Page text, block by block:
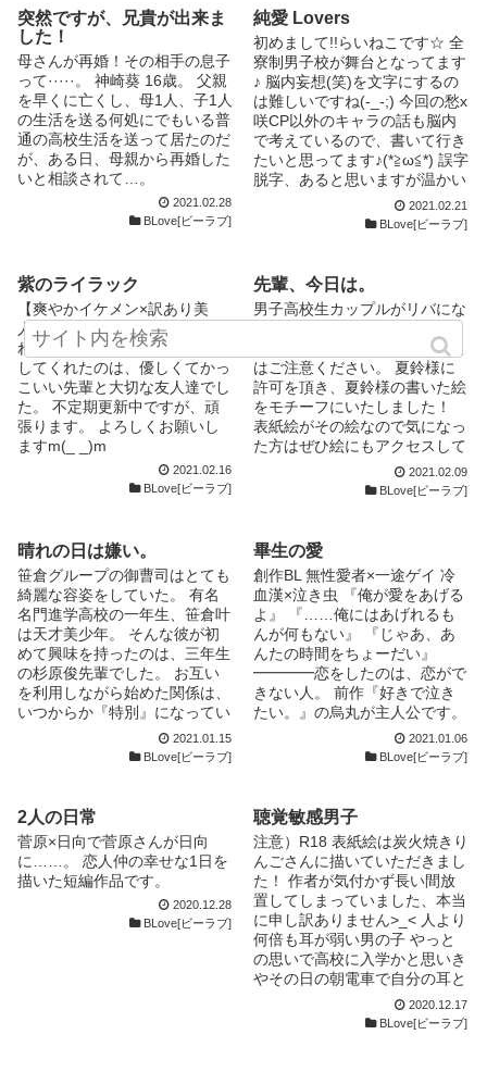
】
【http://blove.jp/novel/187807
】 ☪︎ *.必然ラヴァーズ☪︎ *. 須
藤慎弥様の『必然ラヴァーズ』
から“CROWN”と“アキラ”さん
をお借り致しました。 とって
も素敵な作品なので未読の方は
是非ご一読くださいませ♡(*
´˘`*)
【http://blove.jp/novel/165374
【@Hinaki_Yuzu】 ☪︎ *.ビーラ
ブチャットノベル
【http://chatnovel.blove.jp】
✡｡:*表紙ill:うさき様*:｡✡
訳ございません
突然ですが、兄貴が出来ま
した！
母さんが再婚！その相手の息子
って·····。 神崎葵 16歳。 父親
を早くに亡くし、母1人、子1人
の生活を送る何処にでもいる普
通の高校生活を送って居たのだ
が、ある日、母親から再婚した
いと相談されて…。
2021.02.28
BLove[ビーラブ]
純愛 Lovers
初めまして!!らいねこです☆ 全
寮制男子校が舞台となってます
♪ 脳内妄想(笑)を文字にするの
は難しいですね(-_-;) 今回の愁x
咲CP以外のキャラの話も脳内
で考えているので、書いて行き
たいと思ってます♪(*≧ω≦*) 誤字
脱字、あると思いますが温かい
目で見てやってください。 よ
ろしくお願いしますm(ФωФ)m
☆設定☆ 男子進学校、全寮制
で生活する人々の日常。 創立
からの伝統として受け継がれ
る“姫”制度。 入学式で姫候補と
して抜擢してしまった咲と、生
徒会長の愁の純愛ストーリー。
男の娘の格好させます。 ニガ
テな方は閲覧しないように…
m(._.)m
2021.02.21
BLove[ビーラブ]
紫のライラック
【爽やかイケメン×訳あり美
人】 約二年間兄の友人に脅さ
れて毎日地獄にいた僕を救い出
してくれたのは、優しくてかっ
こいい先輩と大切な友人達でし
た。 不定期更新中ですが、頑
張ります。 よろしくお願いし
ますm(_ _)m
2021.02.16
BLove[ビーラブ]
先輩、今日は。
男子高校生カップルがリバにな
R18描写ありますので苦手な人
はご注意ください。 夏鈴様に
許可を頂き、夏鈴様の書いた絵
をモチーフにいたしました！
表紙絵がその絵なので気になっ
た方はぜひ絵にもアクセスして
2021.02.09
BLove[ビーラブ]
晴れの日は嫌い。
笹倉グループの御曹司はとても
綺麗な容姿をしていた。 有名
名門進学高校の一年生、笹倉叶
は天才美少年。 そんな彼が初
めて興味を持ったのは、三年生
の杉原俊先輩でした。 お互い
を利用しながら始めた関係は、
いつからか『特別』になってい
2021.01.15
BLove[ビーラブ]
畢生の愛
創作BL 無性愛者×一途ゲイ 冷
血漢×泣き虫 『俺が愛をあげる
よ』 『……俺にはあげれるも
んが何もない』 『じゃあ、あ
んたの時間をちょーだい』
━━━━恋をしたのは、恋がで
きない人。 前作『好きで泣き
たい。』の烏丸が主人公です。
初見殺しです。 が、前作は電
子書籍化を伴いまして非公開と
でやっていきます。 ✄-----------
-------------- ｷﾘﾄﾘ ------------------
---------✄ ◆登場人物◆ ♠烏丸
音彦(からすま おとひこ) 主人
公。隠れゲイ。バリネコ。 友
人・渡貫への恋心を青春時代に
捧げた。一途だけど報われるこ
とには期待していない。臆病。
アヒル口の艶ホクロがコンプレ
ックスゆえにマスクの着用を欠
かさない。 ♣白鷹 愛汲(しらた
か めぐむ) 無性愛者(※)。 通
2021.01.06
BLove[ビーラブ]
2人の日常
菅原×日向で菅原さんが日向
に……。 恋人仲の幸せな1日を
描いた短編作品です。
2020.12.28
BLove[ビーラブ]
聴覚敏感男子
注意）R18 表紙絵は炭火焼きり
んごさんに描いていただきまし
た！ 作者が気付かず長い間放
置してしまっていました、本当
に申し訳ありません>_< 人より
何倍も耳が弱い男の子 やっと
の思いで高校に入学かと思いき
やその日の朝電車で自分の耳と
相性が良すぎる人がいて…！？
甘々王子様ドS先輩×純情おっと
2020.12.17
BLove[ビーラブ]